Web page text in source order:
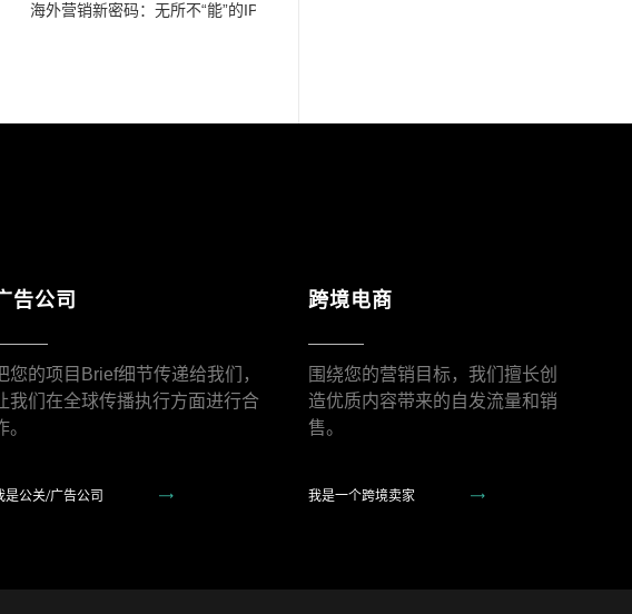
场海外营销新密码：无所不“能”的IP联动
告公司
您的项目Brief细节传递给我们，
我们在全球传播执行方面进行合
。
是公关/广告公司
跨境电商
围绕您的营销目标，我们擅长创
造优质内容带来的自发流量和销
售。
我是一个跨境卖家